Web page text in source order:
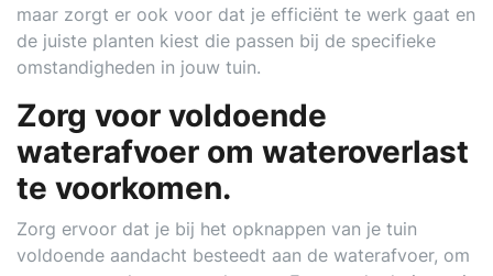
maar zorgt er ook voor dat je efficiënt te werk gaat en
de juiste planten kiest die passen bij de specifieke
omstandigheden in jouw tuin.
Zorg voor voldoende
waterafvoer om wateroverlast
te voorkomen.
Zorg ervoor dat je bij het opknappen van je tuin
voldoende aandacht besteedt aan de waterafvoer, om